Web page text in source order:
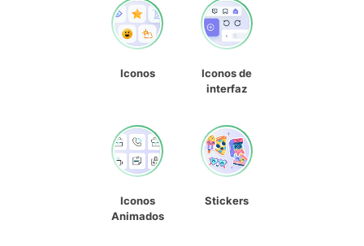
Iconos
Iconos de
interfaz
Iconos
Animados
Stickers